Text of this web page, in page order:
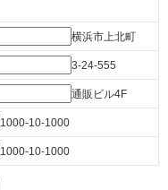
横浜市上北町
3-24-555
通販ビル4F
1000-10-1000
1000-10-1000